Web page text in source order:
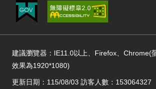
建議瀏覽器：IE11.0以上、Firefox、Chrome(
效果為1920*1080)
更新日期：115/08/03 訪客人數：153064327